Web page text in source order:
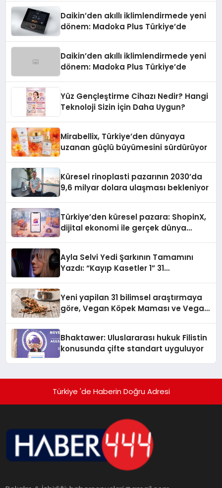
Daikin’den akıllı iklimlendirmede yeni
dönem: Madoka Plus Türkiye’de
Daikin’den akıllı iklimlendirmede yeni
dönem: Madoka Plus Türkiye’de
Yüz Gençleştirme Cihazı Nedir? Hangi
Teknoloji Sizin İçin Daha Uygun?
Mirabellix, Türkiye’den dünyaya
uzanan güçlü büyümesini sürdürüyor
Küresel rinoplasti pazarının 2030’da
9,6 milyar dolara ulaşması bekleniyor
Türkiye’den küresel pazara: ShopinX,
dijital ekonomi ile gerçek dünya
Ayla Selvi Yedi Şarkının Tamamını
Yazdı: “Kayıp Kasetler 1” 31
Yeni yapilan 31 bilimsel araştırmaya
göre, Vegan Köpek Maması ve Vegan
Bhaktawer: Uluslararası hukuk Filistin
konusunda çifte standart uyguluyor
Türkiye 'de Haberin Doğru Adresi